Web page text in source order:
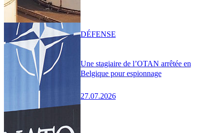
Une stagiaire de l’OTAN arrêtée en
Belgique pour espionnage
27.07.2026
DÉFENSE